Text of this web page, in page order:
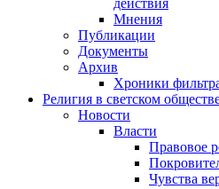
действия
Мнения
Публикации
Документы
Архив
Хроники
Религия в светском
Новости
Власти
Правовое
Чувства